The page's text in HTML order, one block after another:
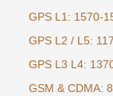
GPS L1: 1570-
GPS L2 / L5:
GPS L3 L4:
GSM & CDMA: